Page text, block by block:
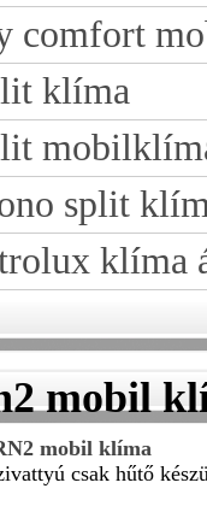
comfort
klíma
split
klíma
mobil
mobil klíma
csak hűtő